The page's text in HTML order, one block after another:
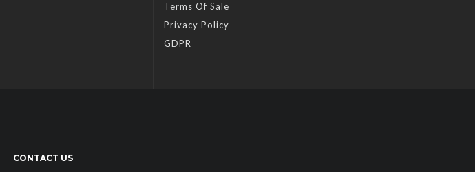
Terms Of Sale
Privacy Policy
GDPR
CONTACT US